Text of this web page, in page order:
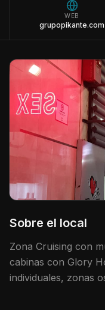
WEB
grupopikante.com
Sobre el local
Zona Cruising con
cabinas con Glory
individuales, zonas